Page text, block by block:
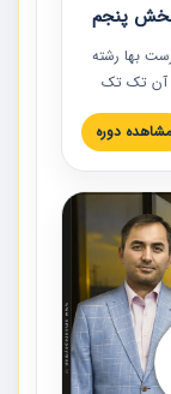
بخش پنجم
بها رشته
آن تک تک
است. این
عملیات
مهندسی
و به تمام
هستند حتما
مشاهده دوره